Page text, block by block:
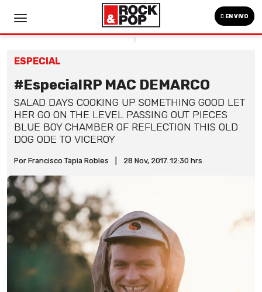
EN VIVO
ESPECIAL
#EspecialRP MAC DEMARCO
SALAD DAYS COOKING UP SOMETHING GOOD LET
HER GO ON THE LEVEL PASSING OUT PIECES
BLUE BOY CHAMBER OF REFLECTION THIS OLD
DOG ODE TO VICEROY
Por Francisco Tapia Robles 28 Nov, 2017. 12:30 hrs